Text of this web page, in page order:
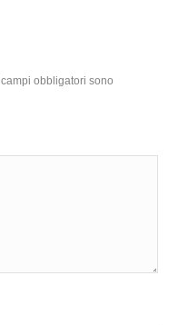
I campi obbligatori sono